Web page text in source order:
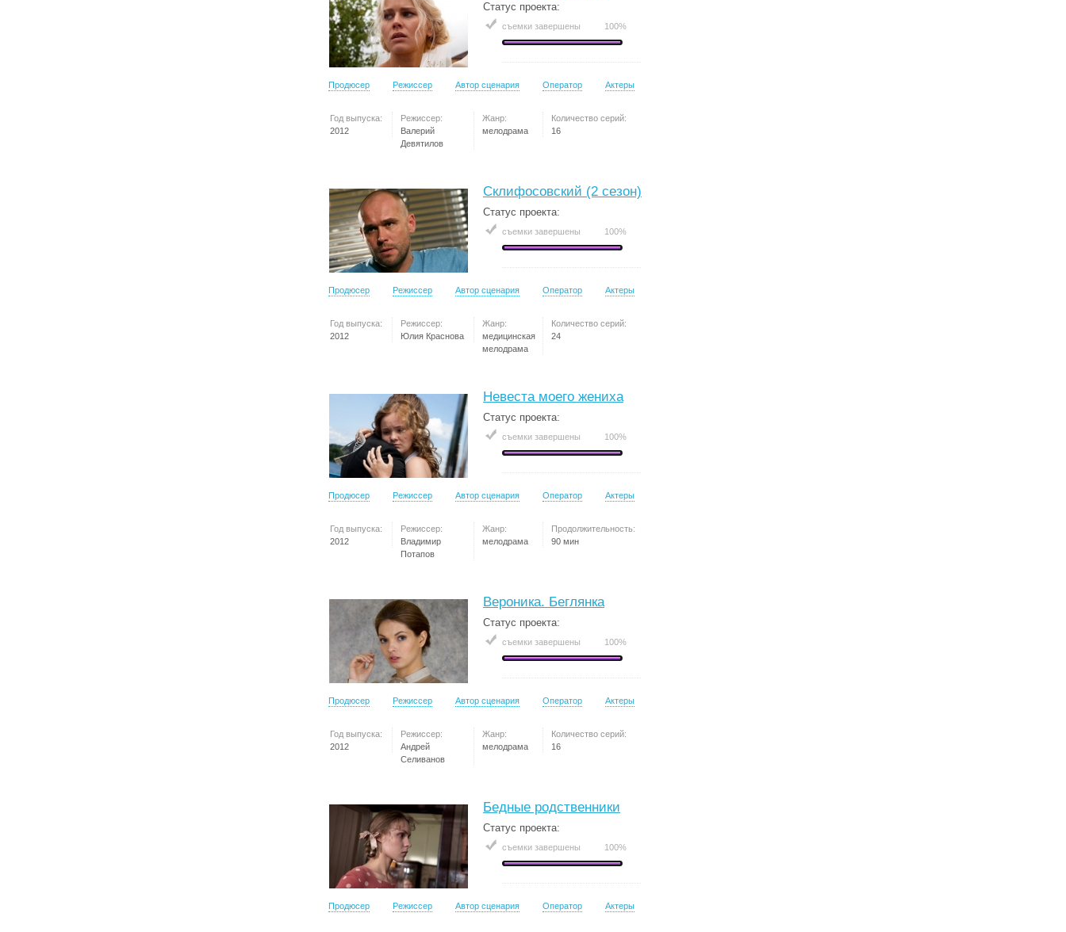
Статус проекта:
съемки завершены 100%
Продюсер Режиссер Автор сценария Оператор Актеры
Год выпуска:
2012
Режиссер:
Валерий
Девятилов
Жанр:
мелодрама
Количество серий:
16
Склифосовский (2 сезон)
Статус проекта:
съемки завершены 100%
Продюсер Режиссер Автор сценария Оператор Актеры
Год выпуска:
2012
Режиссер:
Юлия Краснова
Жанр:
медицинская
мелодрама
Количество серий:
24
Невеста моего жениха
Статус проекта:
съемки завершены 100%
Продюсер Режиссер Автор сценария Оператор Актеры
Год выпуска:
2012
Режиссер:
Владимир
Потапов
Жанр:
мелодрама
Продолжительность:
90 мин
Вероника. Беглянка
Статус проекта:
съемки завершены 100%
Продюсер Режиссер Автор сценария Оператор Актеры
Год выпуска:
2012
Режиссер:
Андрей
Селиванов
Жанр:
мелодрама
Количество серий:
16
Бедные родственники
Статус проекта:
съемки завершены 100%
Продюсер Режиссер Автор сценария Оператор Актеры